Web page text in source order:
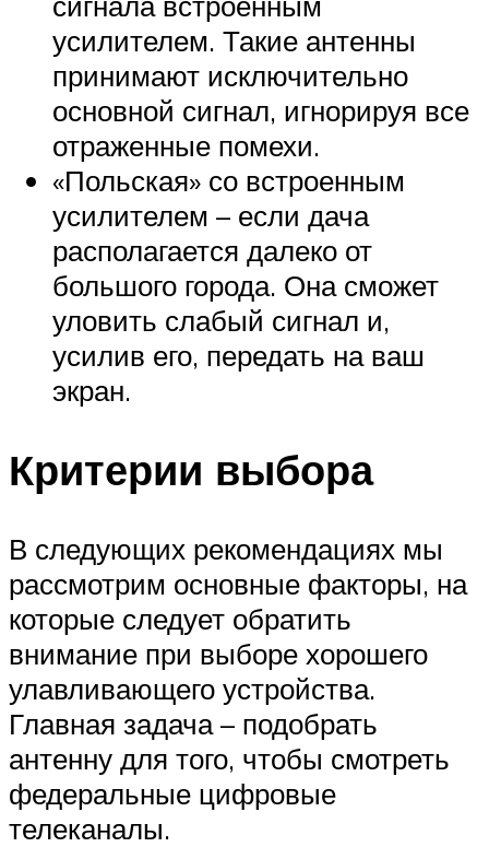
усилителем. Такие антенны
принимают исключительно
основной сигнал, игнорируя все
отраженные помехи.
«Польская» со встроенным
усилителем – если дача
располагается далеко от
большого города. Она сможет
уловить слабый сигнал и,
усилив его, передать на ваш
экран.
Критерии выбора
В следующих рекомендациях мы
рассмотрим основные факторы, на
которые следует обратить
внимание при выборе хорошего
улавливающего устройства.
Главная задача – подобрать
антенну для того, чтобы смотреть
федеральные цифровые
телеканалы.